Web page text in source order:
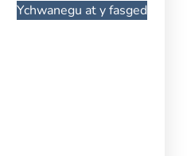
Ychwanegu at y fasged